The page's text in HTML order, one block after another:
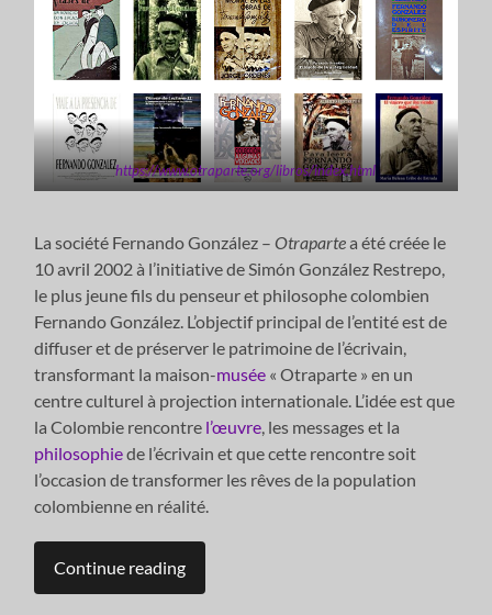
https://www.otraparte.org/libros/index.html
La société Fernando González –Otrapartea été créée le
10 avril 2002 à l’initiative de Simón González Restrepo,
le plus jeune fils du penseur et philosophe colombien
Fernando González. L’objectif principal de l’entité est de
diffuser et de préserver le patrimoine de l’écrivain,
transformant la maison-musée « Otraparte » en un
centre culturel à projection internationale. L’idée est que
la Colombie rencontre l’œuvre , les messages et la
philosophiede l’écrivain et que cette rencontre soit
l’occasion de transformer les rêves de la population
colombienne en réalité.
Continue reading